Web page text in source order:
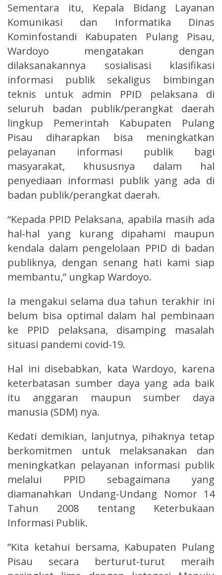
Sementara itu, Kepala Bidang Layanan
Komunikasi dan Informatika Dinas
Kominfostandi Kabupaten Pulang Pisau,
Wardoyo mengatakan dengan
dilaksanakannya sosialisasi klasifikasi
informasi publik sekaligus bimbingan
teknis untuk admin PPID pelaksana di
seluruh badan publik/perangkat daerah
lingkup Pemerintah Kabupaten Pulang
Pisau diharapkan bisa meningkatkan
pelayanan informasi publik bagi
masyarakat, khususnya dalam hal
penyediaan informasi publik yang ada di
badan publik/perangkat daerah.
“Kepada PPID Pelaksana, apabila masih ada
hal-hal yang kurang dipahami maupun
kendala dalam pengelolaan PPID di badan
publiknya, dengan senang hati kami siap
membantu,” ungkap Wardoyo.
Ia mengakui selama dua tahun terakhir ini
belum bisa optimal dalam hal pembinaan
ke PPID pelaksana, disamping masalah
situasi pandemi covid-19.
Hal ini disebabkan, kata Wardoyo, karena
keterbatasan sumber daya yang ada baik
itu anggaran maupun sumber daya
manusia (SDM) nya.
Kedati demikian, lanjutnya, pihaknya tetap
berkomitmen untuk melaksanakan dan
meningkatkan pelayanan informasi publik
melalui PPID sebagaimana yang
diamanahkan Undang-Undang Nomor 14
Tahun 2008 tentang Keterbukaan
Informasi Publik.
”Kita ketahui bersama, Kabupaten Pulang
Pisau secara berturut-turut meraih